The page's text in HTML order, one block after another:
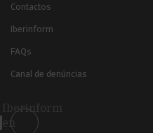
Contactos
Iberinform
FAQs
Canal de denúncias
Iberinform
en